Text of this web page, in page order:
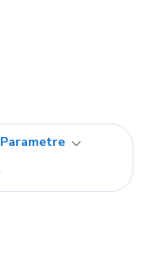
Parametre